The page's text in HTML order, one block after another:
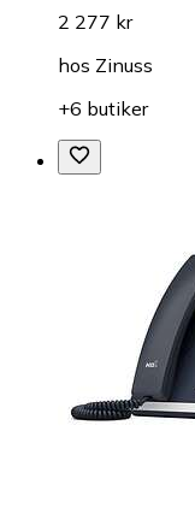
2 277 kr
hos Zinuss
+6 butiker